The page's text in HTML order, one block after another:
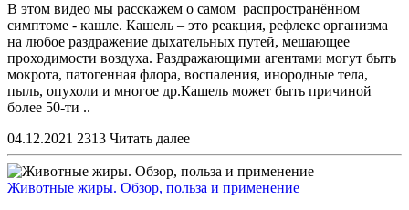
В этом видео мы расскажем о самом распространённом
симптоме - кашле. Кашель – это реакция, рефлекс организма
на любое раздражение дыхательных путей, мешающее
проходимости воздуха. Раздражающими агентами могут быть
мокрота, патогенная флора, воспаления, инородные тела,
пыль, опухоли и многое др.Кашель может быть причиной
более 50-ти ..
04.12.2021 2313 Читать далее
Животные жиры. Обзор, польза и применение